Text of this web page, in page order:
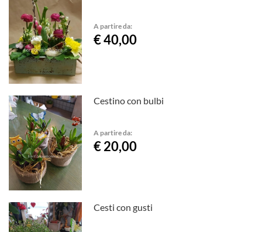
A partire da:
€ 40,00
Cestino con bulbi
A partire da:
€ 20,00
Cesti con gusti